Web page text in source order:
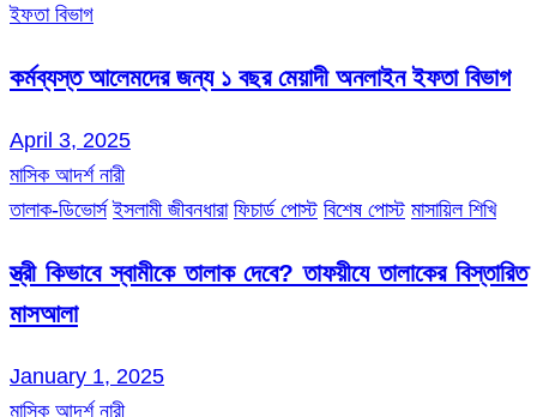
ইফতা বিভাগ
কর্মব্যস্ত আলেমদের জন্য ১ বছর মেয়াদী অনলাইন ইফতা বিভাগ
April 3, 2025
মাসিক আদর্শ নারী
তালাক-ডিভোর্স ইসলামী জীবনধারা ফিচার্ড পোস্ট বিশেষ পোস্ট মাসায়িল শিখি
স্ত্রী কিভাবে স্বামীকে তালাক দেবে? তাফয়ীযে তালাকের বিস্তারিত
মাসআলা
January 1, 2025
মাসিক আদর্শ নারী